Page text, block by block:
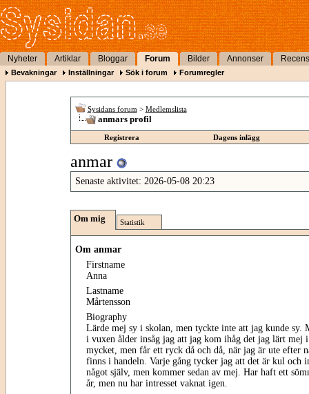
Nyheter Artiklar Bloggar Forum Bilder Annonser
Bevakningar Inställningar Sök i forum Forumregler
Sysidans forum > Medlemslista
anmars profil
Registrera Dagens inlägg
anmar
Senaste aktivitet: 2026-05-08 20:23
Om mig Statistik
Om anmar
Firstname
Anna
Lastname
Mårtensson
Biography
Lärde mej sy i skolan, men tyckte inte att jag kunde sy.
i vuxen ålder insåg jag att jag kom ihåg det jag lärt mej i
mycket, men får ett ryck då och då, när jag är ute efter
finns i handeln. Varje gång tycker jag att det är kul och
något själv, men kommer sedan av mej. Har haft ett
år, men nu har intresset vaknat igen.